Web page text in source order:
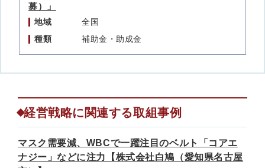
募）」
地域
全国
種類
補助金・助成金
経営戦略に関連する取組事例
マスク需要減、WBCで一躍注目のベルト「コアエ
ナジー」などに注力【株式会社白鳩（愛知県名古屋